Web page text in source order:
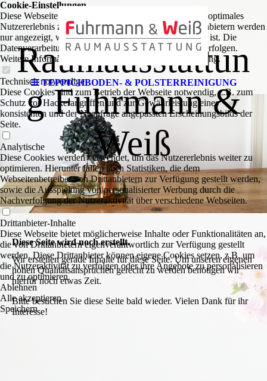
TEPPICHBODEN- & POLSTER­­REINIGUNG
Raumausstattun
g Fuhrmann &
Weiß
Diese Seite wird noch erstellt.
Wir erstellen gerade Inhalte für diese Seite. Um unseren eigenen
hohen Qualitätsansprüchen gerecht zu werden benötigen wir
hierfür noch etwas Zeit.
Bitte besuchen Sie diese Seite bald wieder. Vielen Dank für ihr
Interesse!
Cookie-Einstellungen
Diese Webseite verwendet Cookies, um Besuchern ein optimales
Nutzererlebnis zu bieten. Bestimmte Inhalte von Drittanbietern werden
nur angezeigt, wenn die entsprechende Option aktiviert ist. Die
Datenverarbeitung kann dann auch in einem Drittland erfolgen.
Weitere Informationen hierzu in der Datenschutzerklärung.
Technisch notwendige
Diese Cookies sind zum Betrieb der Webseite notwendig, z.B. zum
Schutz vor Hackerangriffen und zur Gewährleistung eines
konsistenten und der Nachfrage angepassten Erscheinungsbilds der
Seite.
Analytische
Diese Cookies werden verwendet, um das Nutzererlebnis weiter zu
optimieren. Hierunter fallen auch Statistiken, die dem
Webseitenbetreiber von Drittanbietern zur Verfügung gestellt werden,
sowie die Ausspielung von personalisierter Werbung durch die
Nachverfolgung der Nutzeraktivität über verschiedene Webseiten.
Drittanbieter-Inhalte
Diese Webseite bietet möglicherweise Inhalte oder Funktionalitäten an,
die von Drittanbietern eigenverantwortlich zur Verfügung gestellt
werden. Diese Drittanbieter können eigene Cookies setzen, z.B. um
die Nutzeraktivität zu verfolgen oder ihre Angebote zu personalisieren
und zu optimieren.
Ablehnen
Alle akzeptieren
Speichern